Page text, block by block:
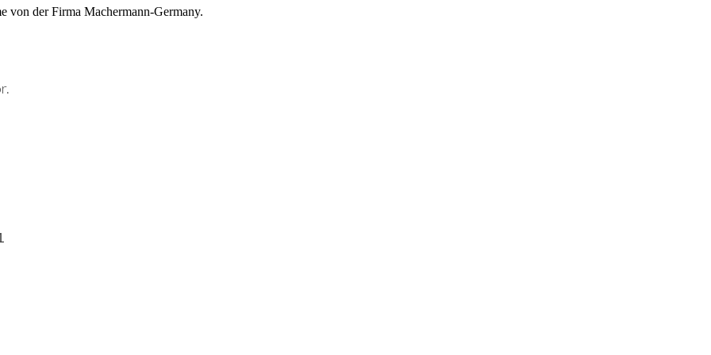
von der Firma Machermann-Germany.